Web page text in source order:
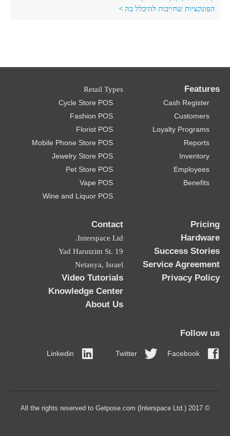
הפונקציות שחייבות להיכלל בה >
Features
Cash Register
Customers
Loyalty Programs
Reports
Inventory
Employees
Benefits
Retail Types
Cycle Store POS
Fashion POS
Florist POS
Mobile Phone Store POS
Jewelry Store POS
Pet Store POS
Vape POS
Wine and Liquor POS
Pricing
Hardware
Success Stories
Service Agreement
Privacy Policy
Contact
Interspace Ltd.
19 Yad Harutzim St.
Netanya, Israel
Video Tutorials
Knowledge Center
About Us
Follow us
Facebook
Twitter
Linkedin
© 2017 All the rights reserved to Getpose.com (Interspace Ltd.)